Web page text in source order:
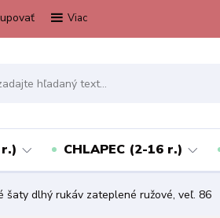
Viac
CHLAPEC (2-16 r.)
šaty dlhý rukáv zateplené ružové, veľ. 86